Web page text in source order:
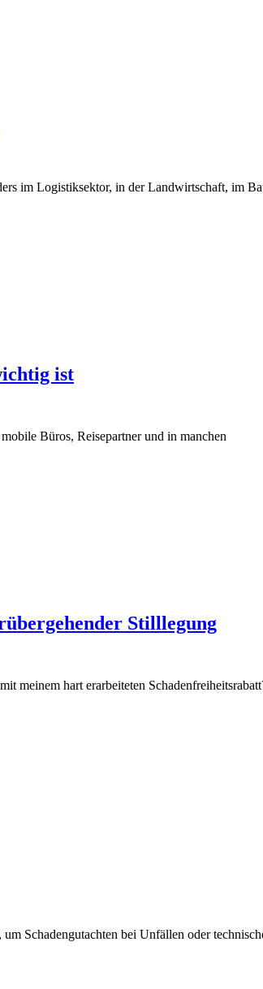
im Logistiksektor, in der Landwirtschaft, im
ist
Büros, Reisepartner und in manchen
Stilllegung
meinem hart erarbeiteten
Schadengutachten bei Unfällen oder